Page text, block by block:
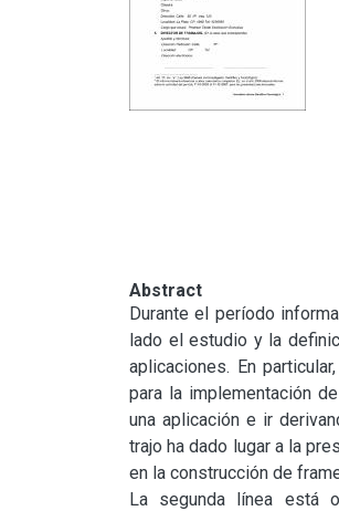
Abstract
Durante el período
lado el estudio y la
aplicaciones. En
para la implementación
una aplicación e ir
trajo ha dado lugar a la
en la construcción de
La segunda línea está